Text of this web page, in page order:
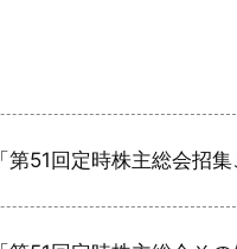
「第51回定時株主総会招